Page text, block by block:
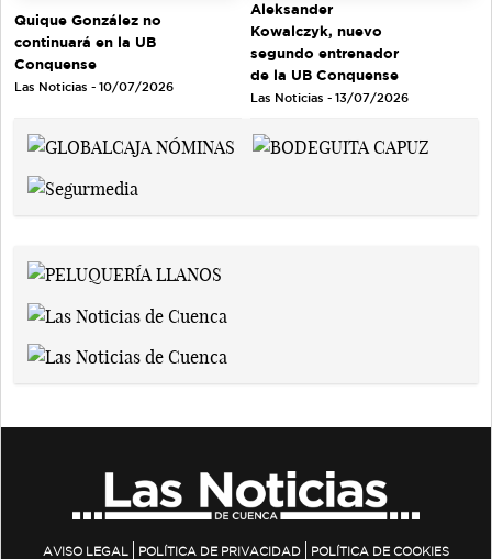
Quique González no
continuará en la UB
Conquense
Las Noticias - 10/07/2026
Aleksander
Kowalczyk, nuevo
segundo entrenador
de la UB Conquense
Las Noticias - 13/07/2026
AVISO LEGAL POLÍTICA DE PRIVACIDAD POLÍTICA DE COOKIES